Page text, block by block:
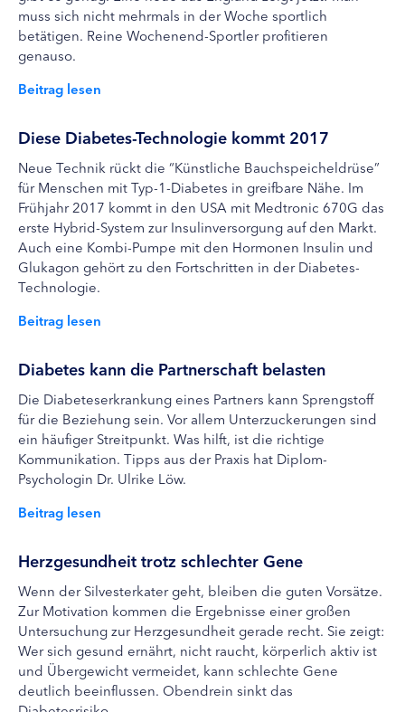
muss sich nicht mehrmals in der Woche sportlich
betätigen. Reine Wochenend-Sportler profitieren
genauso.
Beitrag lesen
Diese Diabetes-Technologie kommt 2017
Neue Technik rückt die “Künstliche Bauchspeicheldrüse”
für Menschen mit Typ-1-Diabetes in greifbare Nähe. Im
Frühjahr 2017 kommt in den USA mit Medtronic 670G das
erste Hybrid-System zur Insulinversorgung auf den Markt.
Auch eine Kombi-Pumpe mit den Hormonen Insulin und
Glukagon gehört zu den Fortschritten in der Diabetes-
Technologie.
Beitrag lesen
Diabetes kann die Partnerschaft belasten
Die Diabeteserkrankung eines Partners kann Sprengstoff
für die Beziehung sein. Vor allem Unterzuckerungen sind
ein häufiger Streitpunkt. Was hilft, ist die richtige
Kommunikation. Tipps aus der Praxis hat Diplom-
Psychologin Dr. Ulrike Löw.
Beitrag lesen
Herzgesundheit trotz schlechter Gene
Wenn der Silvesterkater geht, bleiben die guten Vorsätze.
Zur Motivation kommen die Ergebnisse einer großen
Untersuchung zur Herzgesundheit gerade recht. Sie zeigt:
Wer sich gesund ernährt, nicht raucht, körperlich aktiv ist
und Übergewicht vermeidet, kann schlechte Gene
deutlich beeinflussen. Obendrein sinkt das